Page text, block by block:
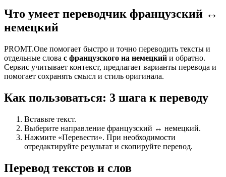
Что умеет переводчик французский ↔
немецкий
PROMT.One помогает быстро и точно переводить тексты и
отдельные слова с французского на немецкий и обратно.
Сервис учитывает контекст, предлагает варианты перевода и
помогает сохранять смысл и стиль оригинала.
Как пользоваться: 3 шага к переводу
Вставьте текст.
Выберите направление французский ↔ немецкий.
Нажмите «Перевести». При необходимости
отредактируйте результат и скопируйте перевод.
Перевод текстов и слов